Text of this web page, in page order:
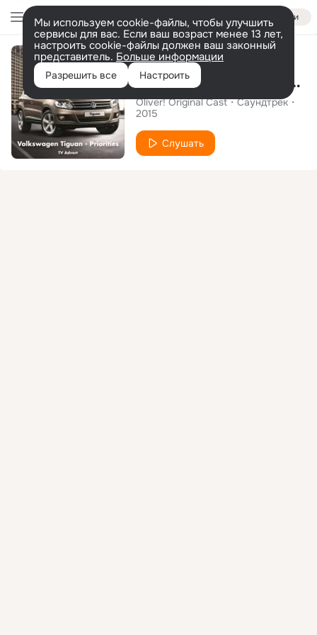
Войти
Мы используем cookie-файлы, чтобы улучшить
сервисы для вас. Если ваш возраст менее 13 лет,
настроить cookie-файлы должен ваш законный
представитель. Больше информации
Разрешить все Настроить
Сингл
I'd Do Anything (From the Volkswagen Tiguan: Priorities" T.V. Advert)
Oliver! Original Cast
Саундтрек
2015
Слушать